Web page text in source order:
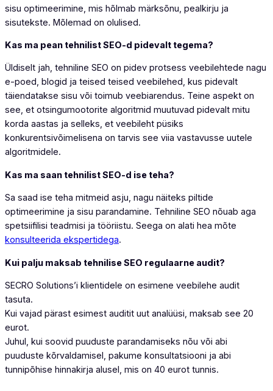
sisu optimeerimine, mis hõlmab märksõnu, pealkirju ja
sisutekste. Mõlemad on olulised.
Kas ma pean tehnilist SEO-d pidevalt tegema?
Üldiselt jah, tehniline SEO on pidev protsess veebilehtede nagu
e-poed, blogid ja teised teised veebilehed, kus pidevalt
täiendatakse sisu või toimub veebiarendus. Teine aspekt on
see, et otsingumootorite algoritmid muutuvad pidevalt mitu
korda aastas ja selleks, et veebileht püsiks
konkurentsivõimelisena on tarvis see viia vastavusse uutele
algoritmidele.
Kas ma saan tehnilist SEO-d ise teha?
Sa saad ise teha mitmeid asju, nagu näiteks piltide
optimeerimine ja sisu parandamine. Tehniline SEO nõuab aga
spetsiifilisi teadmisi ja tööriistu. Seega on alati hea mõte
konsulteerida ekspertidega.
Kui palju maksab tehnilise SEO regulaarne audit?
SECRO Solutions’i klientidele on esimene veebilehe audit
tasuta.
Kui vajad pärast esimest auditit uut analüüsi, maksab see 20
eurot.
Juhul, kui soovid puuduste parandamiseks nõu või abi
puuduste kõrvaldamisel, pakume konsultatsiooni ja abi
tunnipõhise hinnakirja alusel, mis on 40 eurot tunnis.